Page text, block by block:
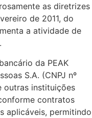
as diretrizes
de 2011, do
a atividade de
da PEAK
S.A. (CNPJ nº
outras instituições
contratos
aplicáveis, permitindo